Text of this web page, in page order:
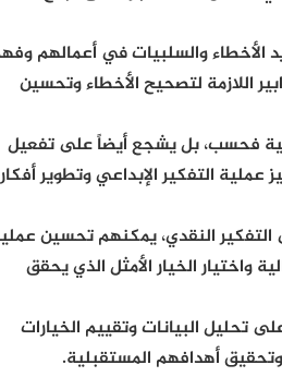
الأخطاء والسلبيات في أعمالهم
اللازمة لتصحيح الأخطاء وتحسين
فحسب، بل يشجع أيضاً على تفعيل
عملية التفكير الإبداعي وتطوير أفكار
التفكير النقدي، يمكنهم تحسين
واختيار الخيار الأمثل الذي يحقق
تحليل البيانات وتقييم الخيارات
أهدافهم المستقبلية.